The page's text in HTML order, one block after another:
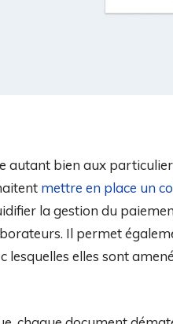
autant bien aux
mettre en place un
la gestion du
Il permet
lesquelles elles sont